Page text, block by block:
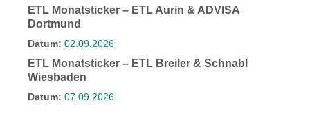
ETL Monatsticker – ETL Aurin & ADVISA
Dortmund
Datum: 02.09.2026
ETL Monatsticker – ETL Breiler & Schnabl
Wiesbaden
Datum: 07.09.2026